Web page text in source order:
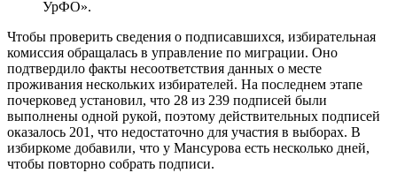
УрФО».
Чтобы проверить сведения о подписавшихся, избирательная
комиссия обращалась в управление по миграции. Оно
подтвердило факты несоответствия данных о месте
проживания нескольких избирателей. На последнем этапе
почерковед установил, что 28 из 239 подписей были
выполнены одной рукой, поэтому действительных подписей
оказалось 201, что недостаточно для участия в выборах. В
избиркоме добавили, что у Мансурова есть несколько дней,
чтобы повторно собрать подписи.